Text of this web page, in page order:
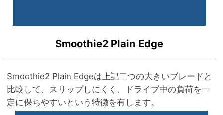
Smoothie2 Plain Edge
Smoothie2 Plain Edgeは上記二つの大きいブレードと
比較して、スリップしにくく、ドライブ中の負荷を一
定に保ちやすいという特徴を有します。